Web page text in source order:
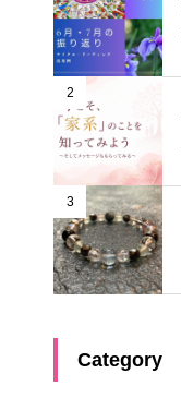
2
3
Category